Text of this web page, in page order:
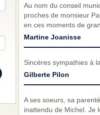
Au nom du conseil
proches de monsieur
en ces moments de
Martine Joanisse
Sincères sympathies à
Gilberte Pilon
A ses soeurs, sa
inattendu de Michel. Je